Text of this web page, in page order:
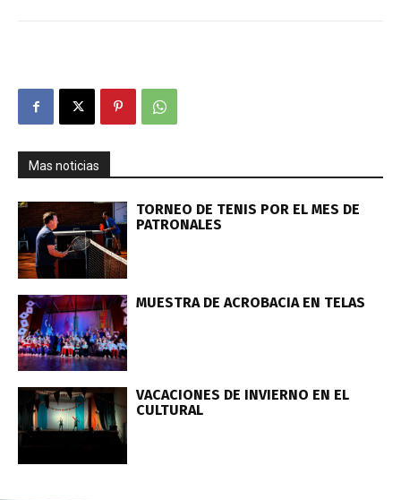
Mas noticias
TORNEO DE TENIS POR EL MES DE
PATRONALES
MUESTRA DE ACROBACIA EN TELAS
VACACIONES DE INVIERNO EN EL
CULTURAL